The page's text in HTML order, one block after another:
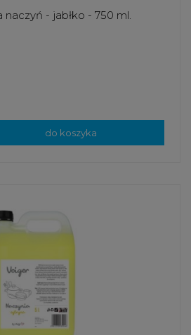
naczyń - jabłko - 750 ml.
do koszyka